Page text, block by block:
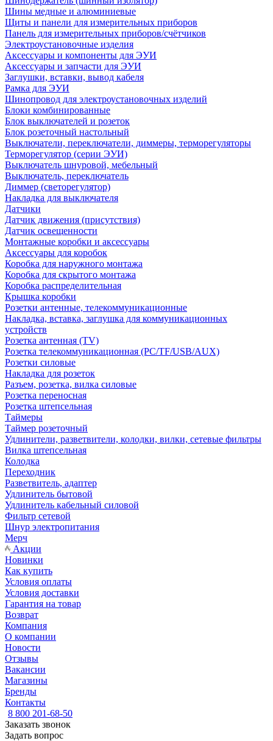
Шины медные и алюминиевые
Щиты и панели для измерительных приборов
Панель для измерительных приборов/счётчиков
Электроустановочные изделия
Аксессуары и компоненты для ЭУИ
Аксессуары и запчасти для ЭУИ
Заглушки, вставки, вывод кабеля
Рамка для ЭУИ
Шинопровод для электроустановочных изделий
Блоки комбинированные
Блок выключателей и розеток
Блок розеточный настольный
Выключатели, переключатели, диммеры, терморегуляторы
Терморегулятор (серии ЭУИ)
Выключатель шнуровой, мебельный
Выключатель, переключатель
Диммер (светорегулятор)
Накладка для выключателя
Датчики
Датчик движения (присутствия)
Датчик освещенности
Монтажные коробки и аксессуары
Аксессуары для коробок
Коробка для наружного монтажа
Коробка для скрытого монтажа
Коробка распределительная
Крышка коробки
Розетки антенные, телекоммуникационные
Накладка, вставка, заглушка для коммуникационных
устройств
Розетка антенная (TV)
Розетка телекоммуникационная (PC/TF/USB/AUX)
Розетки силовые
Накладка для розеток
Разъем, розетка, вилка силовые
Розетка переносная
Розетка штепсельная
Таймеры
Таймер розеточный
Удлинители, разветвители, колодки, вилки, сетевые фильтры
Вилка штепсельная
Колодка
Переходник
Разветвитель, адаптер
Удлинитель бытовой
Удлинитель кабельный силовой
Фильтр сетевой
Шнур электропитания
Мерч
Акции
Новинки
Как купить
Условия оплаты
Условия доставки
Гарантия на товар
Возврат
Компания
О компании
Новости
Отзывы
Вакансии
Магазины
Бренды
Контакты
8 800 201-68-50
Заказать звонок
Задать вопрос